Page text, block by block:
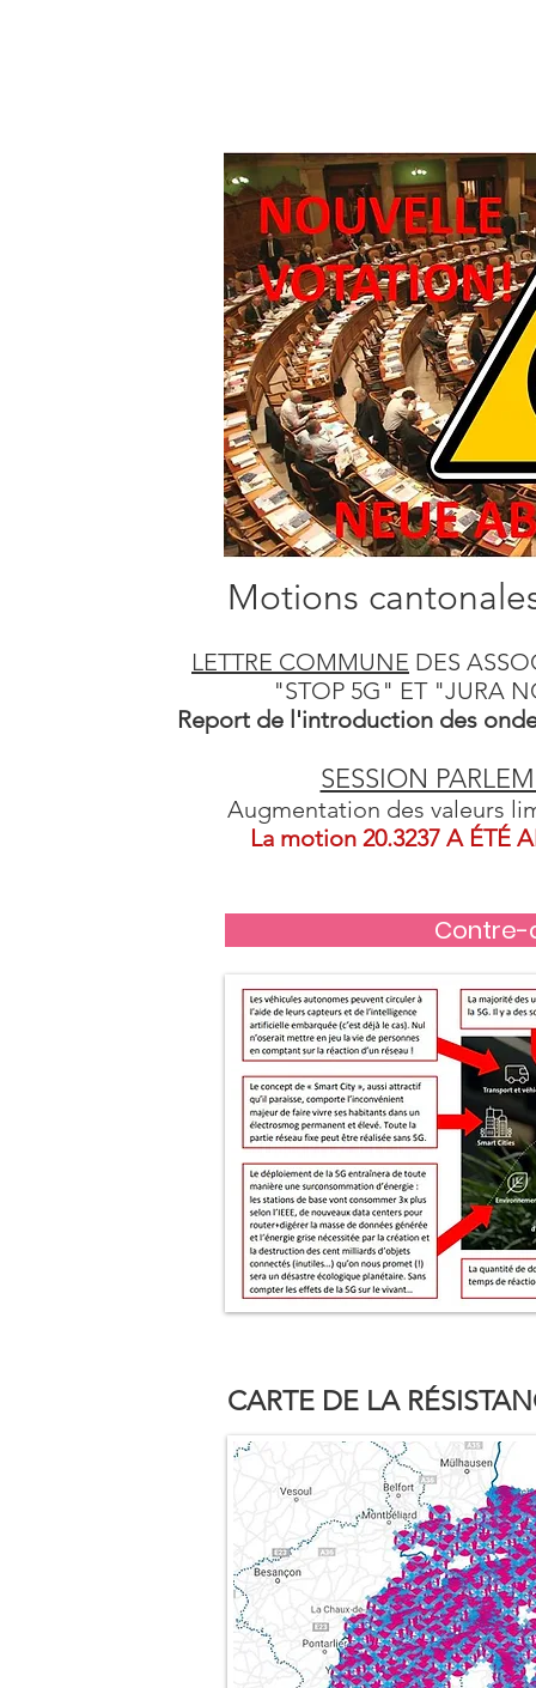
Motions
LETTRE COMMUNE DES
"STOP 5G" ET "JURA
​Report de l'introduction des
SESSION
Augmentation des valeurs
La motion 20.3237 A ÉTÉ
Contre-
CARTE DE LA